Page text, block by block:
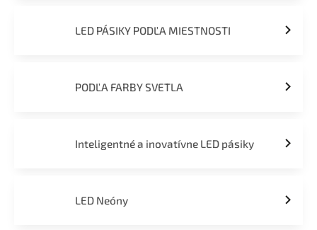
LED PÁSIKY PODĽA MIESTNOSTI
PODĽA FARBY SVETLA
Inteligentné a inovatívne LED pásiky
LED Neóny